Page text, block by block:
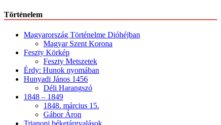
Történelem
Magyarország Történelme Dióhéjban
Magyar Szent Korona
Feszty Körkép
Feszty Metszetek
Érdy: Hunok nyomában
Hunyadi János 1456
Déli Harangszó
1848 – 1849
1848. március 15.
Gábor Áron
Trianoni béketárgyalások